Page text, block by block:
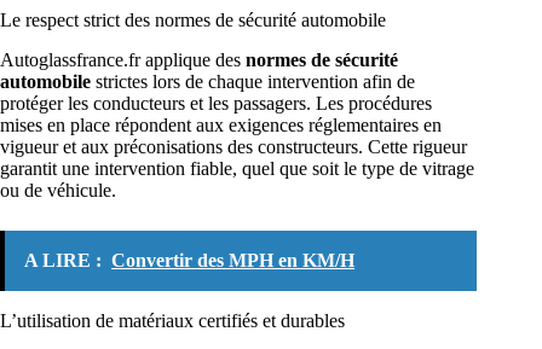
Le respect strict des normes de sécurité automobile
Autoglassfrance.fr applique des normes de sécurité
automobile strictes lors de chaque intervention afin de
protéger les conducteurs et les passagers. Les procédures
mises en place répondent aux exigences réglementaires en
vigueur et aux préconisations des constructeurs. Cette rigueur
garantit une intervention fiable, quel que soit le type de vitrage
ou de véhicule.
A LIRE : Convertir des MPH en KM/H
L’utilisation de matériaux certifiés et durables